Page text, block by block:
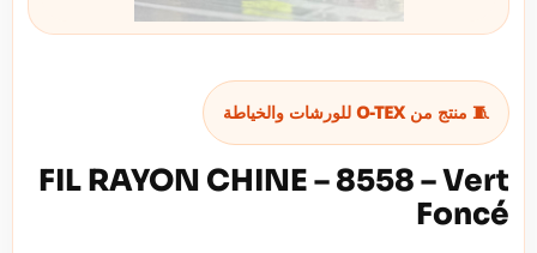
🧵 منتج من O-TEX للورشات والخياطة
FIL RAYON CHINE – 8558 – Vert
Foncé